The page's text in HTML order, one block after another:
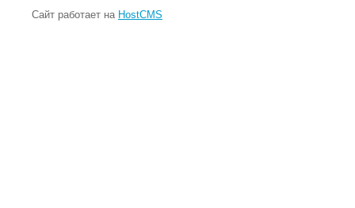
Сайт работает на HostCMS